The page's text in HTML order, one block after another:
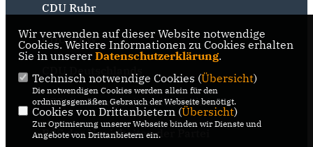
CDU Ruhr
CDU NRW
CDU Deutschlands
RSS der Neuigkeiten der Fraktion
RSS der Neuigkeiten der Partei
Wir verwenden auf dieser Website notwendige
Cookies. Weitere Informationen zu Cookies erhalten
Sie in unserer Datenschutzerklärung.
Technisch notwendige Cookies (Übersicht)
Die notwendigen Cookies werden allein für den
ordnungsgemäßen Gebrauch der Webseite benötigt.
Cookies von Drittanbietern (Übersicht)
Zur Optimierung unserer Webseite binden wir Dienste und
Angebote von Drittanbietern ein.